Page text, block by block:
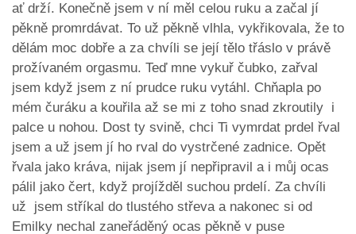
ať drží. Konečně jsem v ní měl celou ruku a začal jí
pěkně promrdávat. To už pěkně vlhla, vykřikovala, že to
dělám moc dobře a za chvíli se její tělo třáslo v právě
prožívaném orgasmu. Teď mne vykuř čubko, zařval
jsem když jsem z ní prudce ruku vytáhl. Chňapla po
mém čuráku a kouřila až se mi z toho snad zkroutily i
palce u nohou. Dost ty svině, chci Ti vymrdat prdel řval
jsem a už jsem jí ho rval do vystrčené zadnice. Opět
řvala jako kráva, nijak jsem jí nepřipravil a i můj ocas
pálil jako čert, když projížděl suchou prdelí. Za chvíli
už jsem stříkal do tlustého střeva a nakonec si od
Emilky nechal zaneřáděný ocas pěkně v puse